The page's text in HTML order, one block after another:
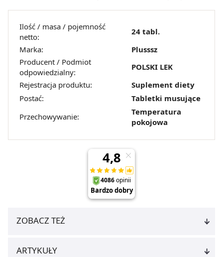
Ilość / masa / pojemność
netto:
24 tabl.
Marka:
Plusssz
Producent / Podmiot
odpowiedzialny:
POLSKI LEK
Rejestracja produktu:
Suplement diety
Postać:
Tabletki musujące
Przechowywanie:
Temperatura
pokojowa
ZOBACZ TEŻ
ARTYKUŁY